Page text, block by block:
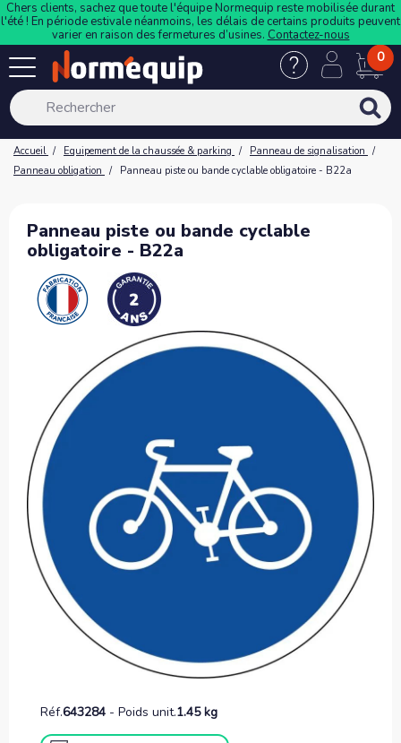
Chers clients, sachez que toute l'équipe Normequip reste mobilisée durant
l'été ! En période estivale néanmoins, les délais de certains produits peuvent
varier en raison des fermetures d’usines. Contactez-nous
0
Accueil Equipement de la chaussée & parking
Panneau de signalisation
Panneau obligation
Panneau piste ou bande cyclable obligatoire - B22a
Panneau piste ou bande cyclable
obligatoire - B22a
Réf.643284 - Poids unit.1.45 kg